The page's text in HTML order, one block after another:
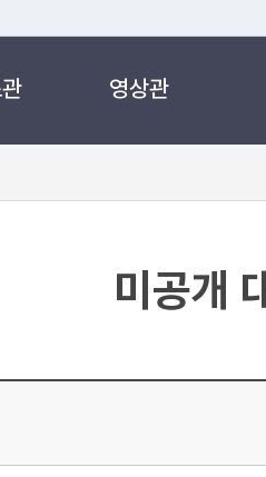
리집입니다.
영상관
미공개